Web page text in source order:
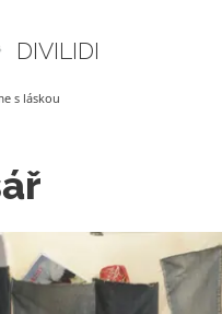
DIVILIDI
láskou